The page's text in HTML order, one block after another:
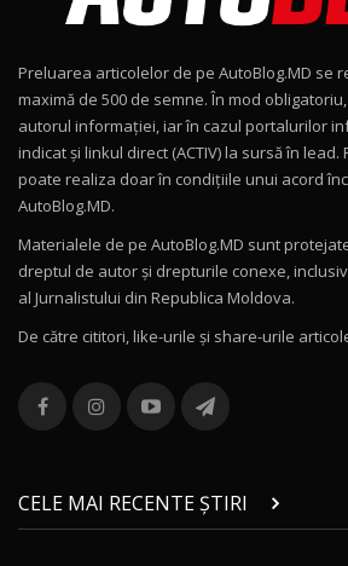
15:22
Mercedes-AMG E 53
Drive AutoBlog.MD
16:27
11
Noul Volvo ES90 / Test
12
Noul MG HS / Test Drive
16:48
13
combină aventura cu
36:08
chinez care face lumea
/ AutoBlog.MD
17:27
Preluarea articolelor de pe AutoBlog.MD se
maximă de 500 de semne. În mod
autorul informației, iar în cazul portalurilor
indicat și linkul direct (ACTIV) la sursă în
poate realiza doar în condițiile unui acord
AutoBlog.MD.
Materialele de pe AutoBlog.MD sunt
dreptul de autor și drepturile conexe,
al Jurnalistului din Republica Moldova.
De către cititori, like-urile şi share-urile
CELE MAI RECENTE ȘTIRI